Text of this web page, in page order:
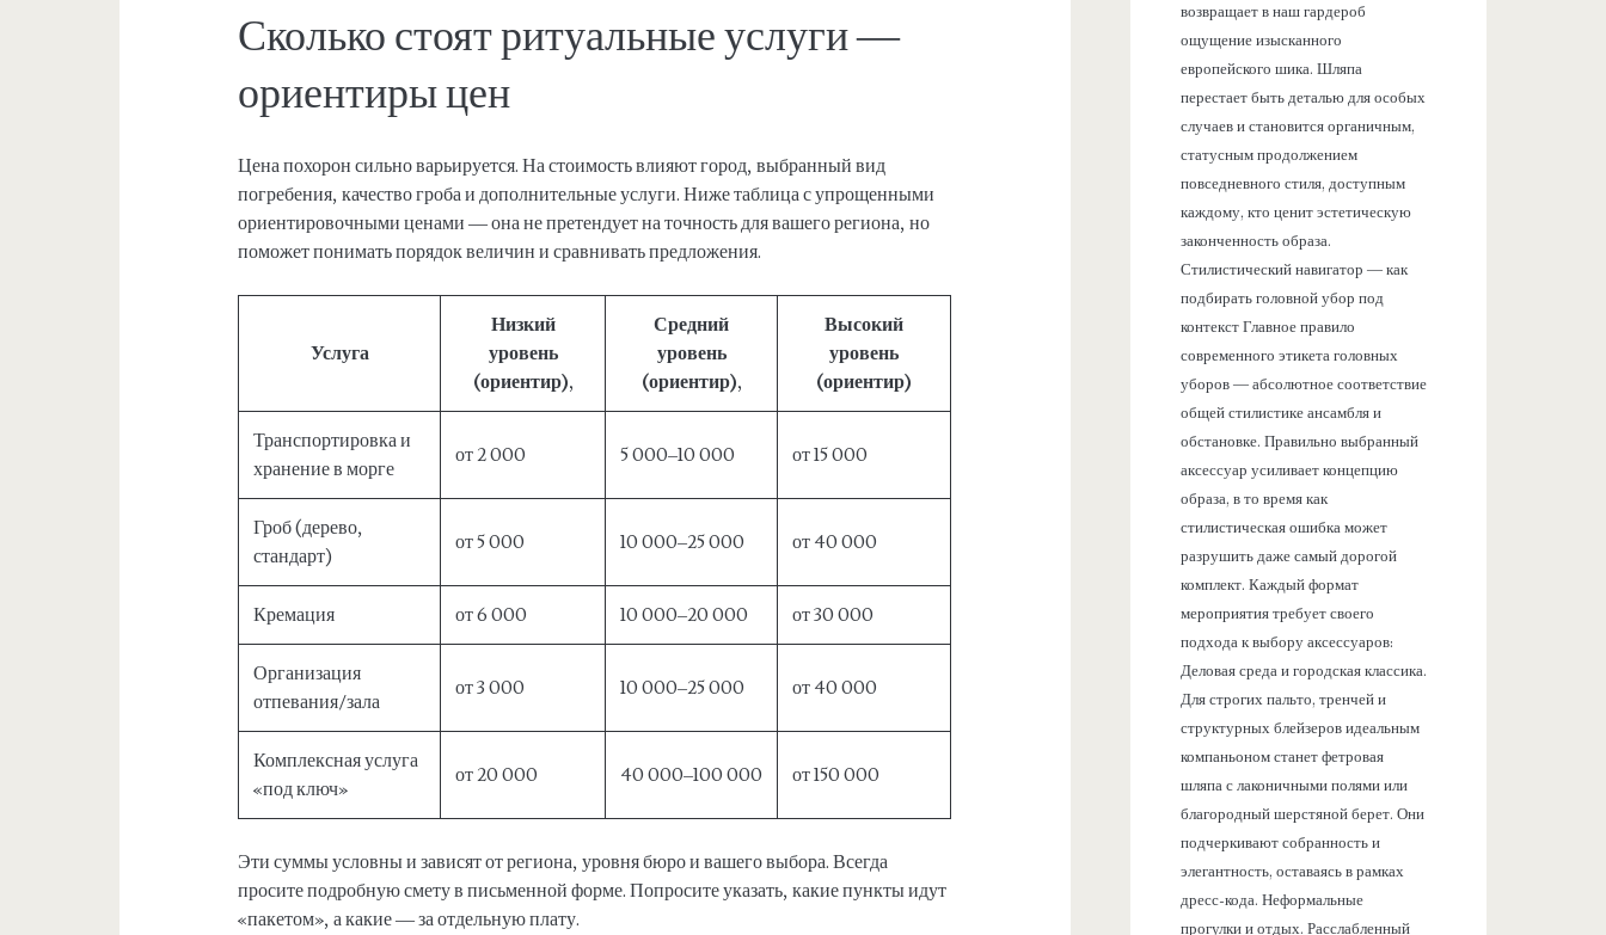
Сколько стоят ритуальные услуги —
ориентиры цен
Цена похорон сильно варьируется. На стоимость влияют город, выбранный вид
погребения, качество гроба и дополнительные услуги. Ниже таблица с упрощенными
ориентировочными ценами — она не претендует на точность для вашего региона, но
поможет понимать порядок величин и сравнивать предложения.
Услуга
Низкий
уровень
(ориентир),
Средний
уровень
(ориентир),
Высокий
уровень
(ориентир)
Транспортировка и
хранение в морге
от 2 000 5 000–10 000 от 15 000
Гроб (дерево,
стандарт)
от 5 000 10 000–25 000 от 40 000
Кремация от 6 000 10 000–20 000 от 30 000
Организация
отпевания/зала
от 3 000 10 000–25 000 от 40 000
Комплексная услуга
«под ключ»
от 20 000 40 000–100 000 от 150 000
Эти суммы условны и зависят от региона, уровня бюро и вашего выбора. Всегда
просите подробную смету в письменной форме. Попросите указать, какие пункты идут
«пакетом», а какие — за отдельную плату.
возвращает в наш гардероб
ощущение изысканного
европейского шика. Шляпа
перестает быть деталью для особых
случаев и становится органичным,
статусным продолжением
повседневного стиля, доступным
каждому, кто ценит эстетическую
законченность образа.
Стилистический навигатор — как
подбирать головной убор под
контекст Главное правило
современного этикета головных
уборов — абсолютное соответствие
общей стилистике ансамбля и
обстановке. Правильно выбранный
аксессуар усиливает концепцию
образа, в то время как
стилистическая ошибка может
разрушить даже самый дорогой
комплект. Каждый формат
мероприятия требует своего
подхода к выбору аксессуаров:
Деловая среда и городская классика.
Для строгих пальто, тренчей и
структурных блейзеров идеальным
компаньоном станет фетровая
шляпа с лаконичными полями или
благородный шерстяной берет. Они
подчеркивают собранность и
элегантность, оставаясь в рамках
дресс-кода. Неформальные
прогулки и отдых. Расслабленный